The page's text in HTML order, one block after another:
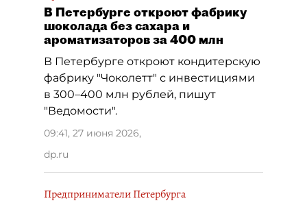
В Петербурге откроют фабрику
шоколада без сахара и
ароматизаторов за 400 млн
В Петербурге откроют кондитерскую
фабрику "Чоколетт" с инвестициями
в 300–400 млн рублей, пишут
"Ведомости".
09:41, 27 июня 2026,
dp.ru
Предприниматели Петербурга